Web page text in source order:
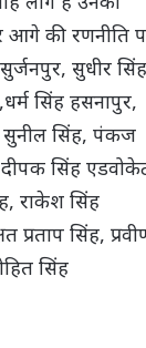
आगे की रणनीति
सुधीर सिंह
सिंह हसनापुर,
सुनील सिंह, पंकज
सिंह
राकेश सिंह
प्रताप सिंह,
सिंह